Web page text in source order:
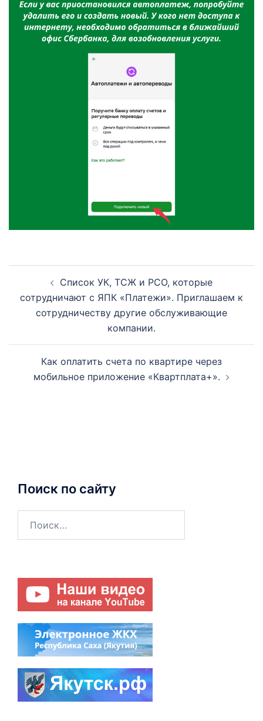
записям
Список УК, ТСЖ и РСО, которые
сотрудничают с ЯПК «Платежи». Приглашаем к
сотрудничеству другие обслуживающие
компании.
Как оплатить счета по квартире через
мобильное приложение «Квартплата+».
Поиск по сайту